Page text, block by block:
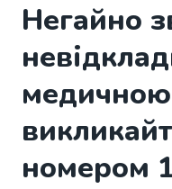
Негайно
номером